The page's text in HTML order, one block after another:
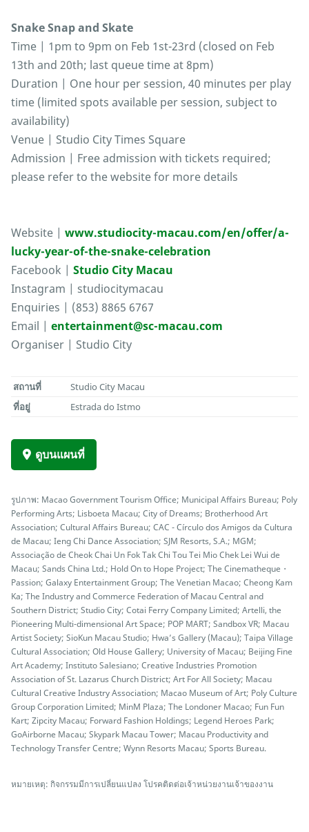
Snake Snap and Skate
Time | 1pm to 9pm on Feb 1st-23rd (closed on Feb
13th and 20th; last queue time at 8pm)
Duration | One hour per session, 40 minutes per play
time (limited spots available per session, subject to
availability)
Venue | Studio City Times Square
Admission | Free admission with tickets required;
please refer to the website for more details
Website | www.studiocity-macau.com/en/offer/a-
lucky-year-of-the-snake-celebration
Facebook | Studio City Macau
Instagram | studiocitymacau
Enquiries | (853) 8865 6767
Email | entertainment@sc-macau.com
Organiser | Studio City
สถานที่
Studio City Macau
ที่อยู่
Estrada do Istmo
ดูบนแผนที่
รูปภาพ: Macao Government Tourism Office; Municipal Affairs Bureau; Poly
Performing Arts; Lisboeta Macau; City of Dreams; Brotherhood Art
Association; Cultural Affairs Bureau; CAC - Círculo dos Amigos da Cultura
de Macau; Ieng Chi Dance Association; SJM Resorts, S.A.; MGM;
Associação de Cheok Chai Un Fok Tak Chi Tou Tei Mio Chek Lei Wui de
Macau; Sands China Ltd.; Hold On to Hope Project; The Cinematheque・
Passion; Galaxy Entertainment Group; The Venetian Macao; Cheong Kam
Ka; The Industry and Commerce Federation of Macau Central and
Southern District; Studio City; Cotai Ferry Company Limited; Artelli, the
Pioneering Multi-dimensional Art Space; POP MART; Sandbox VR; Macau
Artist Society; SioKun Macau Studio; Hwa’s Gallery (Macau); Taipa Village
Cultural Association; Old House Gallery; University of Macau; Beijing Fine
Art Academy; Instituto Salesiano; Creative Industries Promotion
Association of St. Lazarus Church District; Art For All Society; Macau
Cultural Creative Industry Association; Macao Museum of Art; Poly Culture
Group Corporation Limited; MinM Plaza; The Londoner Macao; Fun Fun
Kart; Zipcity Macau; Forward Fashion Holdings; Legend Heroes Park;
GoAirborne Macau; Skypark Macau Tower; Macau Productivity and
Technology Transfer Centre; Wynn Resorts Macau; Sports Bureau.
หมายเหตุ: กิจกรรมมีการเปลี่ยนแปลง โปรคติดต่อเจ้าหน่วยงานเจ้าของงาน